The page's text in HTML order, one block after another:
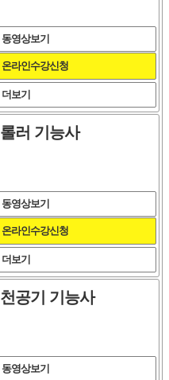
더보기
온라인수강신청
동영상보기
롤러 기능사
더보기
온라인수강신청
동영상보기
천공기 기능사
동영상보기